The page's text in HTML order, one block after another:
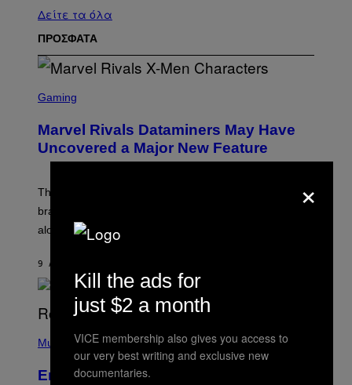
Δείτε τα όλα
ΠΡΟΣΦΑΤΑ
C
E
N
S
T
N
T
A
E
M
A
V
Gaming
Marvel Rivals Dataminers May Have
Uncovered a Major New Feature
The latest Marvel Rivals datamine suggests that a
brand-new game mode could be coming to the title,
along with some new shop items.
9 ΛΕΠΤΆ ΠΡΙΝ
H
O
Music
Eminem Put Up His Own Money to
×
Kill the ads for
just $2 a month
VICE membership also gives you access to
our very best writing and exclusive new
documentaries.